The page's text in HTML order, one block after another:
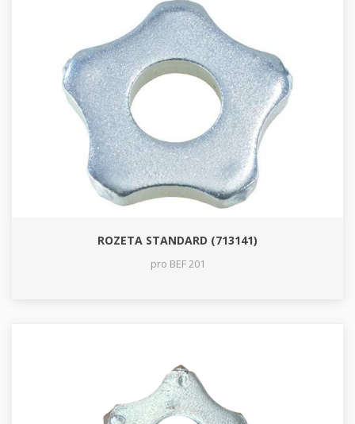
ROZETA STANDARD (713141)
pro BEF 201